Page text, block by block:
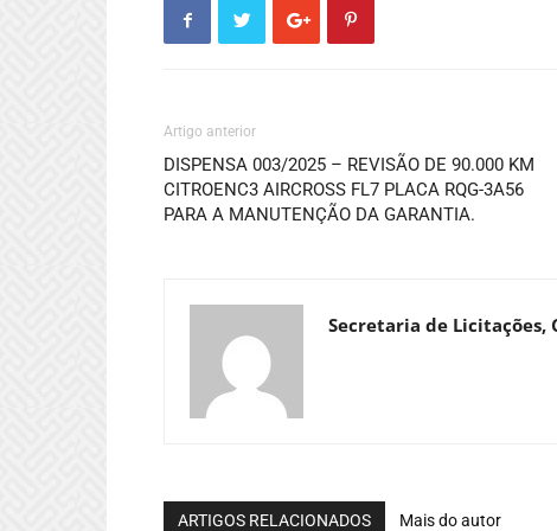
Artigo anterior
DISPENSA 003/2025 – REVISÃO DE 90.000 KM
CITROENC3 AIRCROSS FL7 PLACA RQG-3A56
PARA A MANUTENÇÃO DA GARANTIA.
Secretaria de Licitações,
ARTIGOS RELACIONADOS Mais do autor